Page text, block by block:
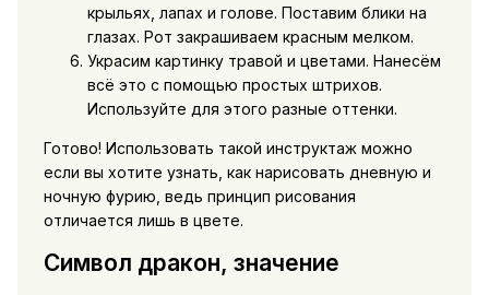
крыльях, лапах и голове. Поставим блики на
глазах. Рот закрашиваем красным мелком.
Украсим картинку травой и цветами. Нанесём
всё это с помощью простых штрихов.
Используйте для этого разные оттенки.
Готово! Использовать такой инструктаж можно
если вы хотите узнать, как нарисовать дневную и
ночную фурию, ведь принцип рисования
отличается лишь в цвете.
Символ дракон, значение